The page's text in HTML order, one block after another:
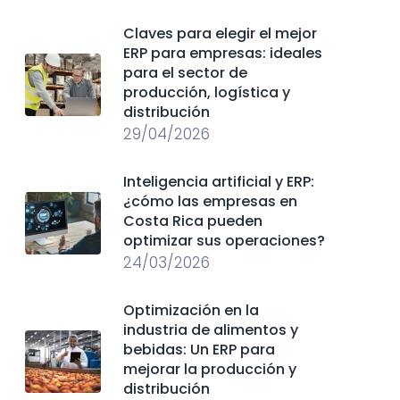
Claves para elegir el mejor
ERP para empresas: ideales
para el sector de
producción, logística y
distribución
29/04/2026
Inteligencia artificial y ERP:
¿cómo las empresas en
Costa Rica pueden
optimizar sus operaciones?
24/03/2026
Optimización en la
industria de alimentos y
bebidas: Un ERP para
mejorar la producción y
distribución